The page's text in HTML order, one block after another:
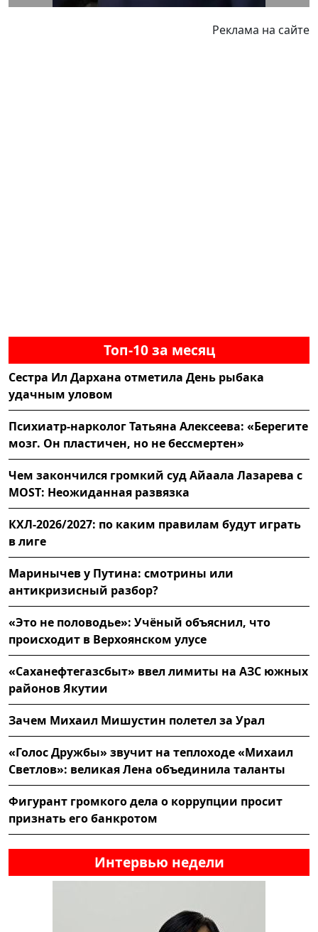
Реклама на сайте
Топ-10 за месяц
Сестра Ил Дархана отметила День рыбака
удачным уловом
Психиатр-нарколог Татьяна Алексеева: «Берегите
мозг. Он пластичен, но не бессмертен»
Чем закончился громкий суд Айаала Лазарева с
MOST: Неожиданная развязка
КХЛ-2026/2027: по каким правилам будут играть
в лиге
Маринычев у Путина: смотрины или
антикризисный разбор?
«Это не половодье»: Учёный объяснил, что
происходит в Верхоянском улусе
«Саханефтегазсбыт» ввел лимиты на АЗС южных
районов Якутии
Зачем Михаил Мишустин полетел за Урал
«Голос Дружбы» звучит на теплоходе «Михаил
Светлов»: великая Лена объединила таланты
Фигурант громкого дела о коррупции просит
признать его банкротом
Интервью недели